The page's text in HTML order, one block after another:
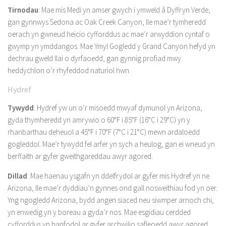
Tirnodau: Mae mis Medi yn amser gwych i ymweld â Dyffryn Verde,
gan gynnwys Sedona ac Oak Creek Canyon, lle mae’r tymheredd
oerach yn gwneud heicio cyfforddus ac mae’r arwyddion cyntaf o
gwymp yn ymddangos. Mae Ymyl Gogledd y Grand Canyon hefyd yn
dechrau gweld llai o dyrfaoedd, gan gynnig profiad mwy
heddychlon o’r rhyfeddod naturiol hwn.
Hydref
Tywydd: Hydref yw un o’r misoedd mwyaf dymunol yn Arizona,
gyda thymheredd yn amrywio o 60°F i 85°F (16°C i 29°C) yn y
rhanbarthau deheuol a 45°F i 70°F (7°C i 21°C) mewn ardaloedd
gogleddol. Mae’r tywydd fel arfer yn sych a heulog, gan ei wneud yn
berffaith ar gyfer gweithgareddau awyr agored.
Dillad: Mae haenau ysgafn yn ddelfrydol ar gyfer mis Hydref yn ne
Arizona, lle mae’r dyddiau’n gynnes ond gall nosweithiau fod yn oer.
Yng ngogledd Arizona, bydd angen siaced neu siwmper arnoch chi,
yn enwedig yn y boreau a gyda’r nos. Mae esgidiau cerdded